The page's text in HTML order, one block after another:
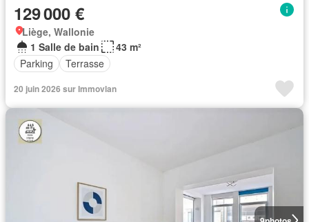
129 000 €
Liège, Wallonie
1 Salle de bain
43 m²
Parking
Terrasse
20 juin 2026 sur Immovlan